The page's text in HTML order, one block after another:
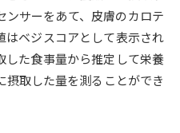
る
実施プログラムから探す
ンサーをあて、皮膚のカロテ
はベジスコアとして表示され
した食事量から推定して栄養
取した量を測ることができ